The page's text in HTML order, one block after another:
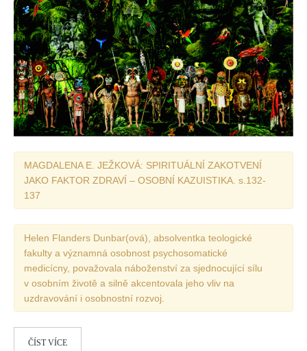
PSYCHOSOM
Vydání 1/ 2026
Vydání 3/ 2025
Vydání 2/ 2025
Vydání 1/ 2025
Vydání 3-4/ 2024
Vydání 3-4/ 2023
Vydání 1-2/ 2022
Vydání 3-4/ 2022
Vydání 3-4/ 2021
Vydání 1/ 2021
MAGDALENA E. JEŽKOVÁ: SPIRITUÁLNÍ ZAKOTVENÍ
JAKO FAKTOR ZDRAVÍ – OSOBNÍ KAZUISTIKA. s.132-
137
Helen Flanders Dunbar(ová), absolventka teologické
fakulty a významná osobnost psychosomatické
medicícny, považovala náboženství za sjednocující sílu
v osobním životě a silně akcentovala jeho vliv na
uzdravování i osobnostní rozvoj.
ČÍST VÍCE